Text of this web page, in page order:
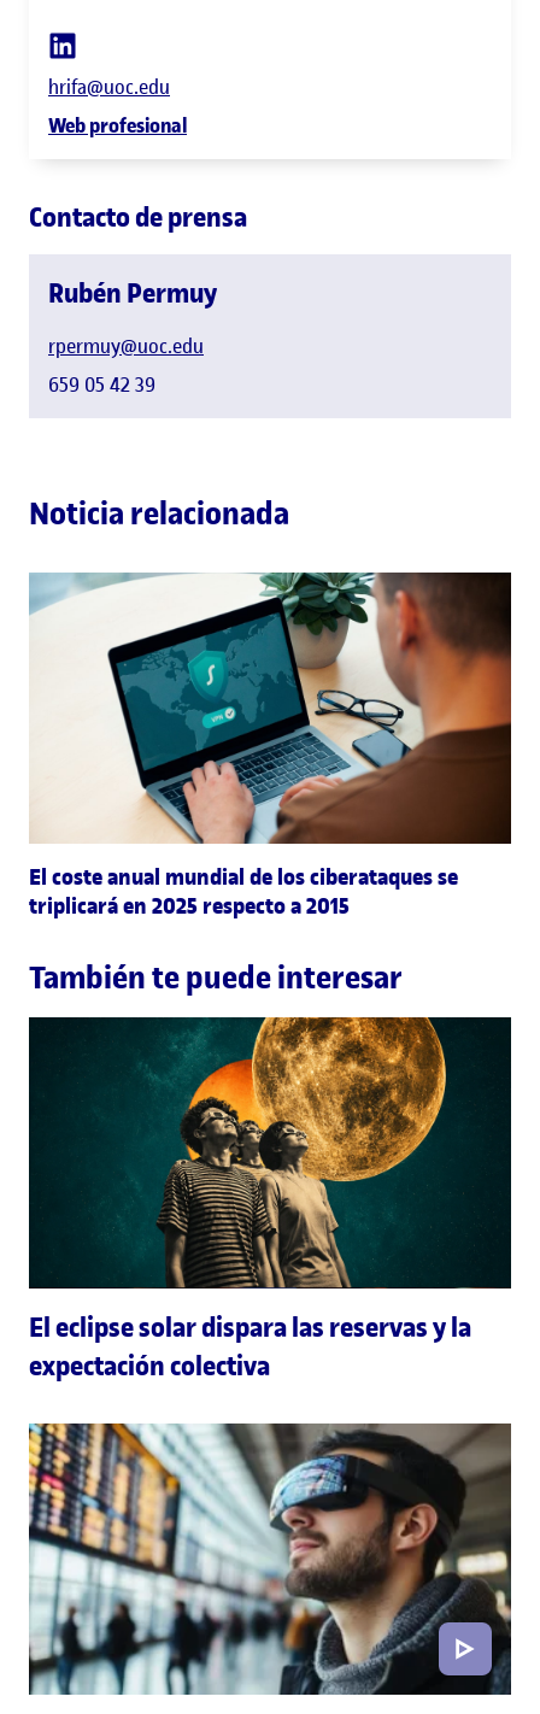
hrifa@uoc.edu
Web profesional
Contacto de prensa
Rubén Permuy
rpermuy@uoc.edu
659 05 42 39
Noticia relacionada
El coste anual mundial de los ciberataques se
triplicará en 2025 respecto a 2015
También te puede interesar
El eclipse solar dispara las reservas y la
expectación colectiva